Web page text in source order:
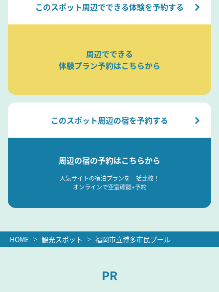
このスポット周辺でできる体験を予約する
周辺でできる
体験プラン予約はこちらから
このスポット周辺の宿を予約する
周辺の宿の予約はこちらから
人気サイトの宿泊プランを一括比較！
オンラインで空室確認+予約
HOME 観光スポット 福岡市立博多市民プール
PR